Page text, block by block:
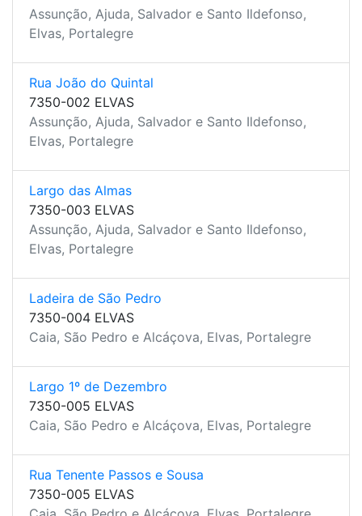
Assunção, Ajuda, Salvador e Santo Ildefonso,
Elvas, Portalegre
Rua João do Quintal
7350-002 ELVAS
Assunção, Ajuda, Salvador e Santo Ildefonso,
Elvas, Portalegre
Largo das Almas
7350-003 ELVAS
Assunção, Ajuda, Salvador e Santo Ildefonso,
Elvas, Portalegre
Ladeira de São Pedro
7350-004 ELVAS
Caia, São Pedro e Alcáçova, Elvas, Portalegre
Largo 1º de Dezembro
7350-005 ELVAS
Caia, São Pedro e Alcáçova, Elvas, Portalegre
Rua Tenente Passos e Sousa
7350-005 ELVAS